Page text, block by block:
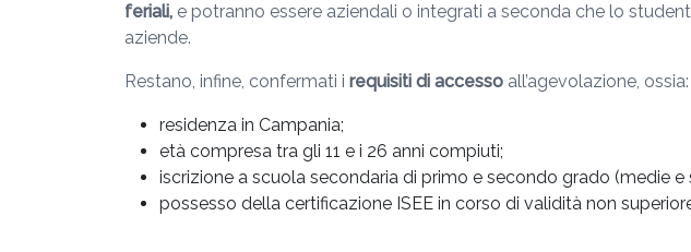
feriali, e potranno essere aziendali o integrati a seconda che lo
aziende.
Restano, infine, confermati i requisiti di accesso all’agevolazione, ossia:
residenza in Campania;
età compresa tra gli 11 e i 26 anni compiuti;
iscrizione a scuola secondaria di primo e secondo grado (medie e
possesso della certificazione ISEE in corso di validità non